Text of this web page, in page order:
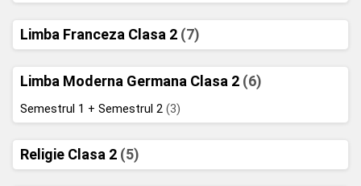
Limba Franceza Clasa 2 (7)
Limba Moderna Germana Clasa 2 (6)
Semestrul 1 + Semestrul 2 (3)
Religie Clasa 2 (5)